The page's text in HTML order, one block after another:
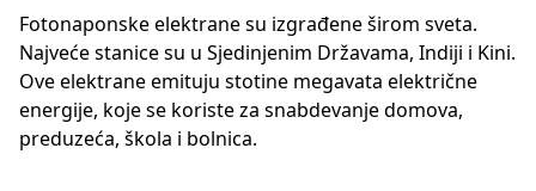
Fotonaponske elektrane su izgrađene širom sveta.
Najveće stanice su u Sjedinjenim Državama, Indiji i Kini.
Ove elektrane emituju stotine megavata električne
energije, koje se koriste za snabdevanje domova,
preduzeća, škola i bolnica.